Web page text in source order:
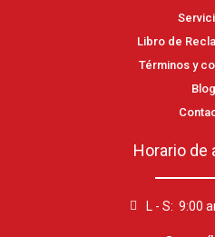
Libro de
Términos y
Blog
Horario de
L - S: 9:00